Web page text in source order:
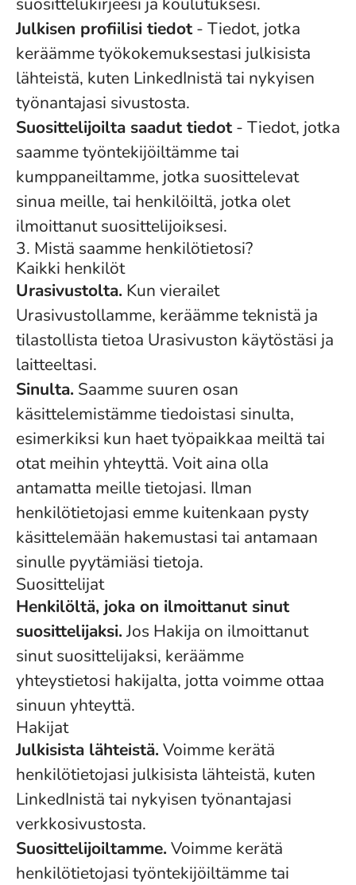
Julkisen profiilisi tiedot- Tiedot, jotka
keräämme työkokemuksestasi julkisista
lähteistä, kuten LinkedInistä tai nykyisen
työnantajasi sivustosta.
Suosittelijoilta saadut tiedot- Tiedot, jotka
saamme työntekijöiltämme tai
kumppaneiltamme, jotka suosittelevat
sinua meille, tai henkilöiltä, jotka olet
ilmoittanut suosittelijoiksesi.
3. Mistä saamme henkilötietosi?
Kaikki henkilöt
Urasivustolta. Kun vierailet
Urasivustollamme, keräämme teknistä ja
tilastollista tietoa Urasivuston käytöstäsi ja
laitteeltasi.
Sinulta. Saamme suuren osan
käsittelemistämme tiedoistasi sinulta,
esimerkiksi kun haet työpaikkaa meiltä tai
otat meihin yhteyttä. Voit aina olla
antamatta meille tietojasi. Ilman
henkilötietojasi emme kuitenkaan pysty
käsittelemään hakemustasi tai antamaan
sinulle pyytämiäsi tietoja.
Suosittelijat
Henkilöltä, joka on ilmoittanut sinut
suosittelijaksi.Jos Hakija on ilmoittanut
sinut suosittelijaksi, keräämme
yhteystietosi hakijalta, jotta voimme ottaa
sinuun yhteyttä.
Hakijat
Julkisista lähteistä.Voimme kerätä
henkilötietojasi julkisista lähteistä, kuten
LinkedInistä tai nykyisen työnantajasi
verkkosivustosta.
Suosittelijoiltamme.Voimme kerätä
henkilötietojasi työntekijöiltämme tai